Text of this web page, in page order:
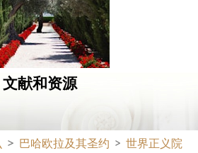
文献和资源
巴哈欧拉及其圣约
世界正义院